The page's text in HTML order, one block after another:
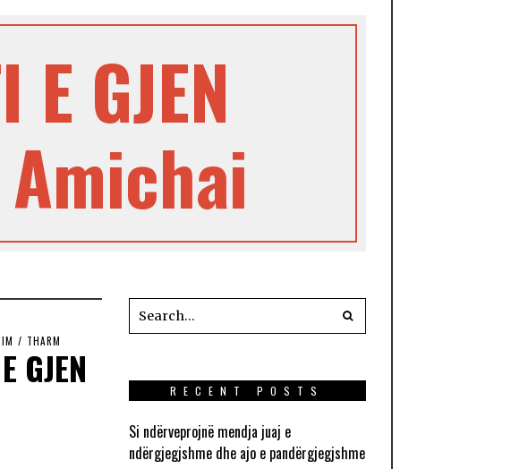
E GJEN
Amichai
/ THARM
GJEN
RECENT POSTS
Si ndërveprojnë mendja juaj e
ndërgjegjshme dhe ajo e pandërgjegjshme